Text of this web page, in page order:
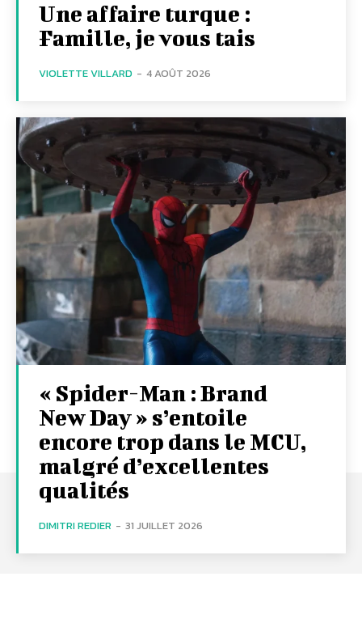
Une affaire turque :
Famille, je vous tais
VIOLETTE VILLARD - 4 AOÛT 2026
« Spider-Man : Brand
New Day » s’entoile
encore trop dans le MCU,
malgré d’excellentes
qualités
DIMITRI REDIER - 31 JUILLET 2026